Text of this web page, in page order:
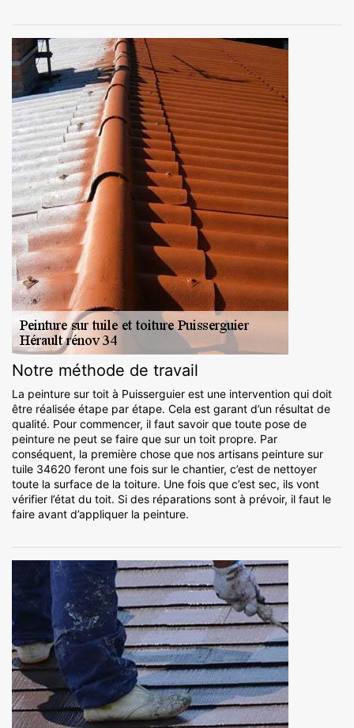
Notre méthode de travail
La peinture sur toit à Puisserguier est une intervention qui doit
être réalisée étape par étape. Cela est garant d’un résultat de
qualité. Pour commencer, il faut savoir que toute pose de
peinture ne peut se faire que sur un toit propre. Par
conséquent, la première chose que nos artisans peinture sur
tuile 34620 feront une fois sur le chantier, c’est de nettoyer
toute la surface de la toiture. Une fois que c’est sec, ils vont
vérifier l’état du toit. Si des réparations sont à prévoir, il faut le
faire avant d’appliquer la peinture.